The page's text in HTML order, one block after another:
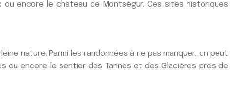
ou encore le château de Montségur. Ces sites historiques
nature. Parmi les randonnées à ne pas manquer, on peut
ou encore le sentier des Tannes et des Glacières près de